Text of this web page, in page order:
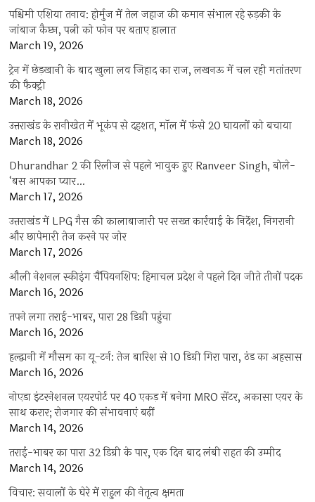
पश्चिमी एशिया तनाव: होर्मुज में तेल जहाज की कमान संभाल रहे रुड़की के
जांबाज कैप्टन, पत्नी को फोन पर बताए हालात
March 19, 2026
ट्रेन में छेड़खानी के बाद खुला लव जिहाद का राज, लखनऊ में चल रही मतांतरण
की फैक्ट्री
March 18, 2026
उत्तराखंड के रानीखेत में भूकंप से दहशत, मॉल में फंसे 20 घायलों को बचाया
March 18, 2026
Dhurandhar 2 की रिलीज से पहले भावुक हुए Ranveer Singh, बोले-
‘बस आपका प्यार…
March 17, 2026
उत्तराखंड में LPG गैस की कालाबाजारी पर सख्त कार्रवाई के निर्देश, निगरानी
और छापेमारी तेज करने पर जोर
March 17, 2026
औली नेशनल स्कीइंग चैंपियनशिप: हिमाचल प्रदेश ने पहले दिन जीते तीनों पदक
March 16, 2026
तपने लगा तराई-भाबर, पारा 28 डिग्री पहुंचा
March 16, 2026
हल्द्वानी में मौसम का यू-टर्न: तेज बारिश से 10 डिग्री गिरा पारा, ठंड का अहसास
March 16, 2026
नोएडा इंटरनेशनल एयरपोर्ट पर 40 एकड़ में बनेगा MRO सेंटर, अकासा एयर के
साथ करार; रोजगार की संभावनाएं बढ़ीं
March 14, 2026
तराई-भाबर का पारा 32 डिग्री के पार, एक दिन बाद लंबी राहत की उम्मीद
March 14, 2026
विचार: सवालों के घेरे में राहुल की नेतृत्व क्षमता